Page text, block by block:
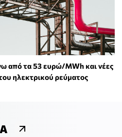
από τα 53 ευρώ/MWh και νέες
του ηλεκτρικού ρεύματος